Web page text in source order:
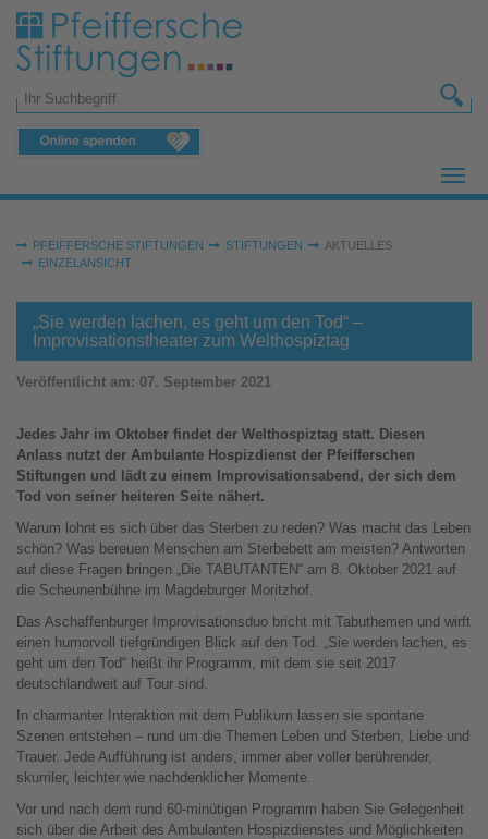
Zum Hauptinhalt springen
Suchformular
Sie sind hier:
PFEIFFERSCHE STIFTUNGEN STIFTUNGEN
AKTUELLES
EINZELANSICHT
„Sie werden lachen, es geht um den Tod“ –
Improvisationstheater zum Welthospiztag
Veröffentlicht am: 07. September 2021
Jedes Jahr im Oktober findet der Welthospiztag statt. Diesen
Anlass nutzt der Ambulante Hospizdienst der Pfeifferschen
Stiftungen und lädt zu einem Improvisationsabend, der sich dem
Tod von seiner heiteren Seite nähert.
Warum lohnt es sich über das Sterben zu reden? Was macht das Leben
schön? Was bereuen Menschen am Sterbebett am meisten? Antworten
auf diese Fragen bringen „Die TABUTANTEN“ am 8. Oktober 2021 auf
die Scheunenbühne im Magdeburger Moritzhof.
Das Aschaffenburger Improvisationsduo bricht mit Tabuthemen und wirft
einen humorvoll tiefgründigen Blick auf den Tod. „Sie werden lachen, es
geht um den Tod“ heißt ihr Programm, mit dem sie seit 2017
deutschlandweit auf Tour sind.
In charmanter Interaktion mit dem Publikum lassen sie spontane
Szenen entstehen – rund um die Themen Leben und Sterben, Liebe und
Trauer. Jede Aufführung ist anders, immer aber voller berührender,
skurriler, leichter wie nachdenklicher Momente.
Vor und nach dem rund 60-minütigen Programm haben Sie Gelegenheit
sich über die Arbeit des Ambulanten Hospizdienstes und Möglichkeiten